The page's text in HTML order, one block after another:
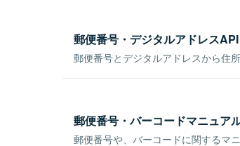
郵便番号・デジタルアドレスAPI
郵便番号とデジタルアドレスから住
郵便番号・バーコードマニュア
郵便番号や、バーコードに関するマ